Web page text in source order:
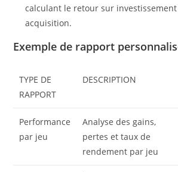
calculant le retour sur
acquisition.
Exemple de rapport
TYPE DE
RAPPORT
DESCRIPTION
Performance
par jeu
Analyse des gains,
pertes et taux de
rendement par jeu